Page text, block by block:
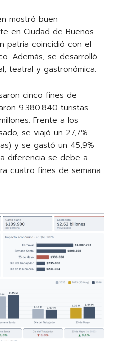
mostró buen
en Ciudad de Buenos
patria coincidió con el
Además, se desarrolló
teatral y gastronómica.
cinco fines de
9.380.840 turistas
Frente a los
se viajó un 27,7%
y se gastó un 45,9%
diferencia se debe a
cuatro fines de semana